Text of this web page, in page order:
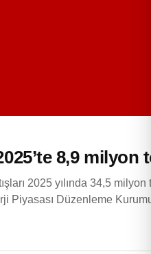
8,9 milyon
2025 yılında 34,5
Piyasası Düzenleme